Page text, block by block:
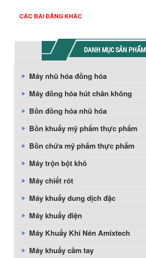
CÁC BÀI ĐĂNG KHÁC
DANH MỤC SẢN PHẨM
Máy nhũ hóa đồng hóa
Máy đồng hóa hút chân không
Bồn đồng hóa nhũ hóa
Bồn khuấy mỹ phẩm thực phẩm
Bồn chứa mỹ phẩm thực phẩm
Máy trộn bột khô
Máy chiết rót
Máy khuấy dung dịch đặc
Máy khuấy điện
Máy Khuấy Khí Nén Amixtech
Máy khuấy cầm tay